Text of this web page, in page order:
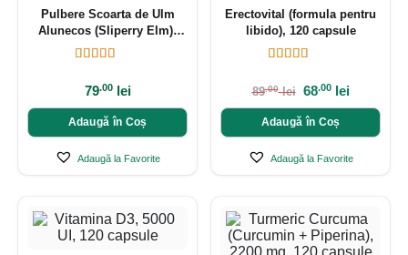
Pulbere Scoarta de Ulm
Alunecos (Sliperry Elm),
200 g
79.00 lei
Adaugă în Coș
Adaugă la Favorite
Erectovital (formula pentru
libido), 120 capsule
89.00 lei 68.00 lei
Adaugă în Coș
Adaugă la Favorite